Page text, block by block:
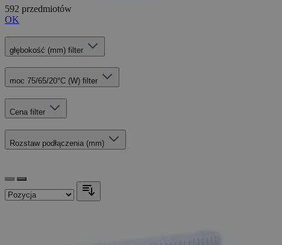
592 przedmiotów
OK
głębokość (mm) filter
moc 75/65/20°C (W) filter
Cena filter
Rozstaw podłączenia (mm)